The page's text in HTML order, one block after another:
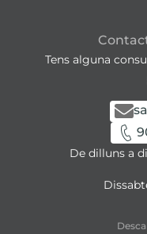
Tens alguna
De dilluns a